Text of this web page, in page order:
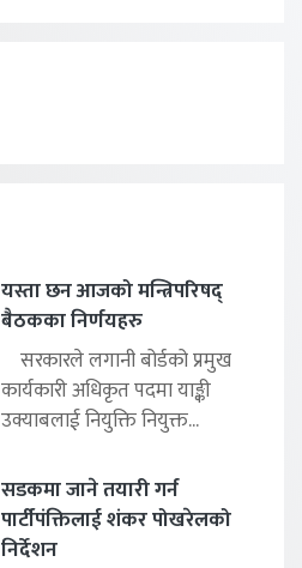
यस्ता छन आजको मन्त्रिपरिषद्
बैठकका निर्णयहरु
सरकारले लगानी बोर्डको प्रमुख
कार्यकारी अधिकृत पदमा याङ्की
उक्याबलाई नियुक्ति नियुक्त...
सडकमा जाने तयारी गर्न
पार्टीपंक्तिलाई शंकर पोखरेलको
निर्देशन